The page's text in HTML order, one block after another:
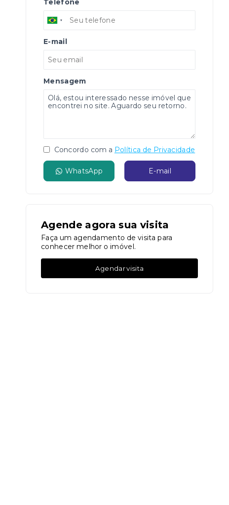
Telefone
E-mail
Mensagem
Concordo com a Política de Privacidade
WhatsApp E-mail
Agende agora sua visita
Faça um agendamento de visita para
conhecer melhor o imóvel.
Agendar visita